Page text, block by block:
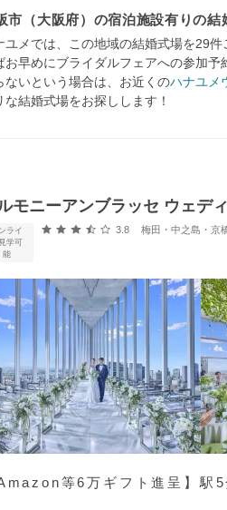
市（大阪府）の宿泊施設有りの
ユメでは、この地域の結婚式場を29
お早めにブライダルフェアへの参加
ないという場合は、お近くのハナユメ
な結婚式場をお探しします！
モニーアンブラッセ ウェデ
ライ
学可
能
口コミ評価
3.8 梅田・中之島・京橋
Amazon等6万ギフト進呈】駅